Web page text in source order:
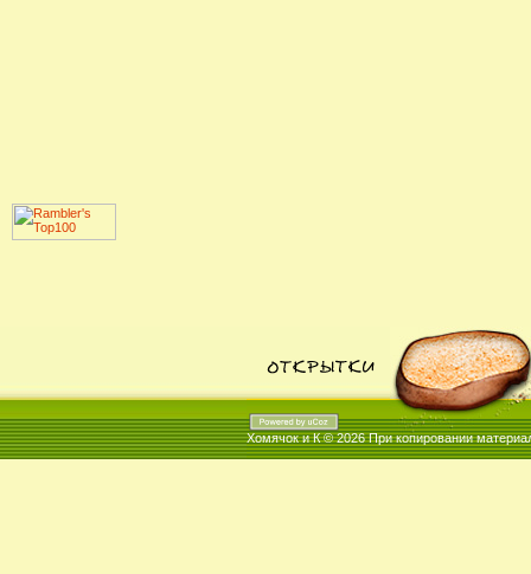
Хомячок и К © 2026При копировании